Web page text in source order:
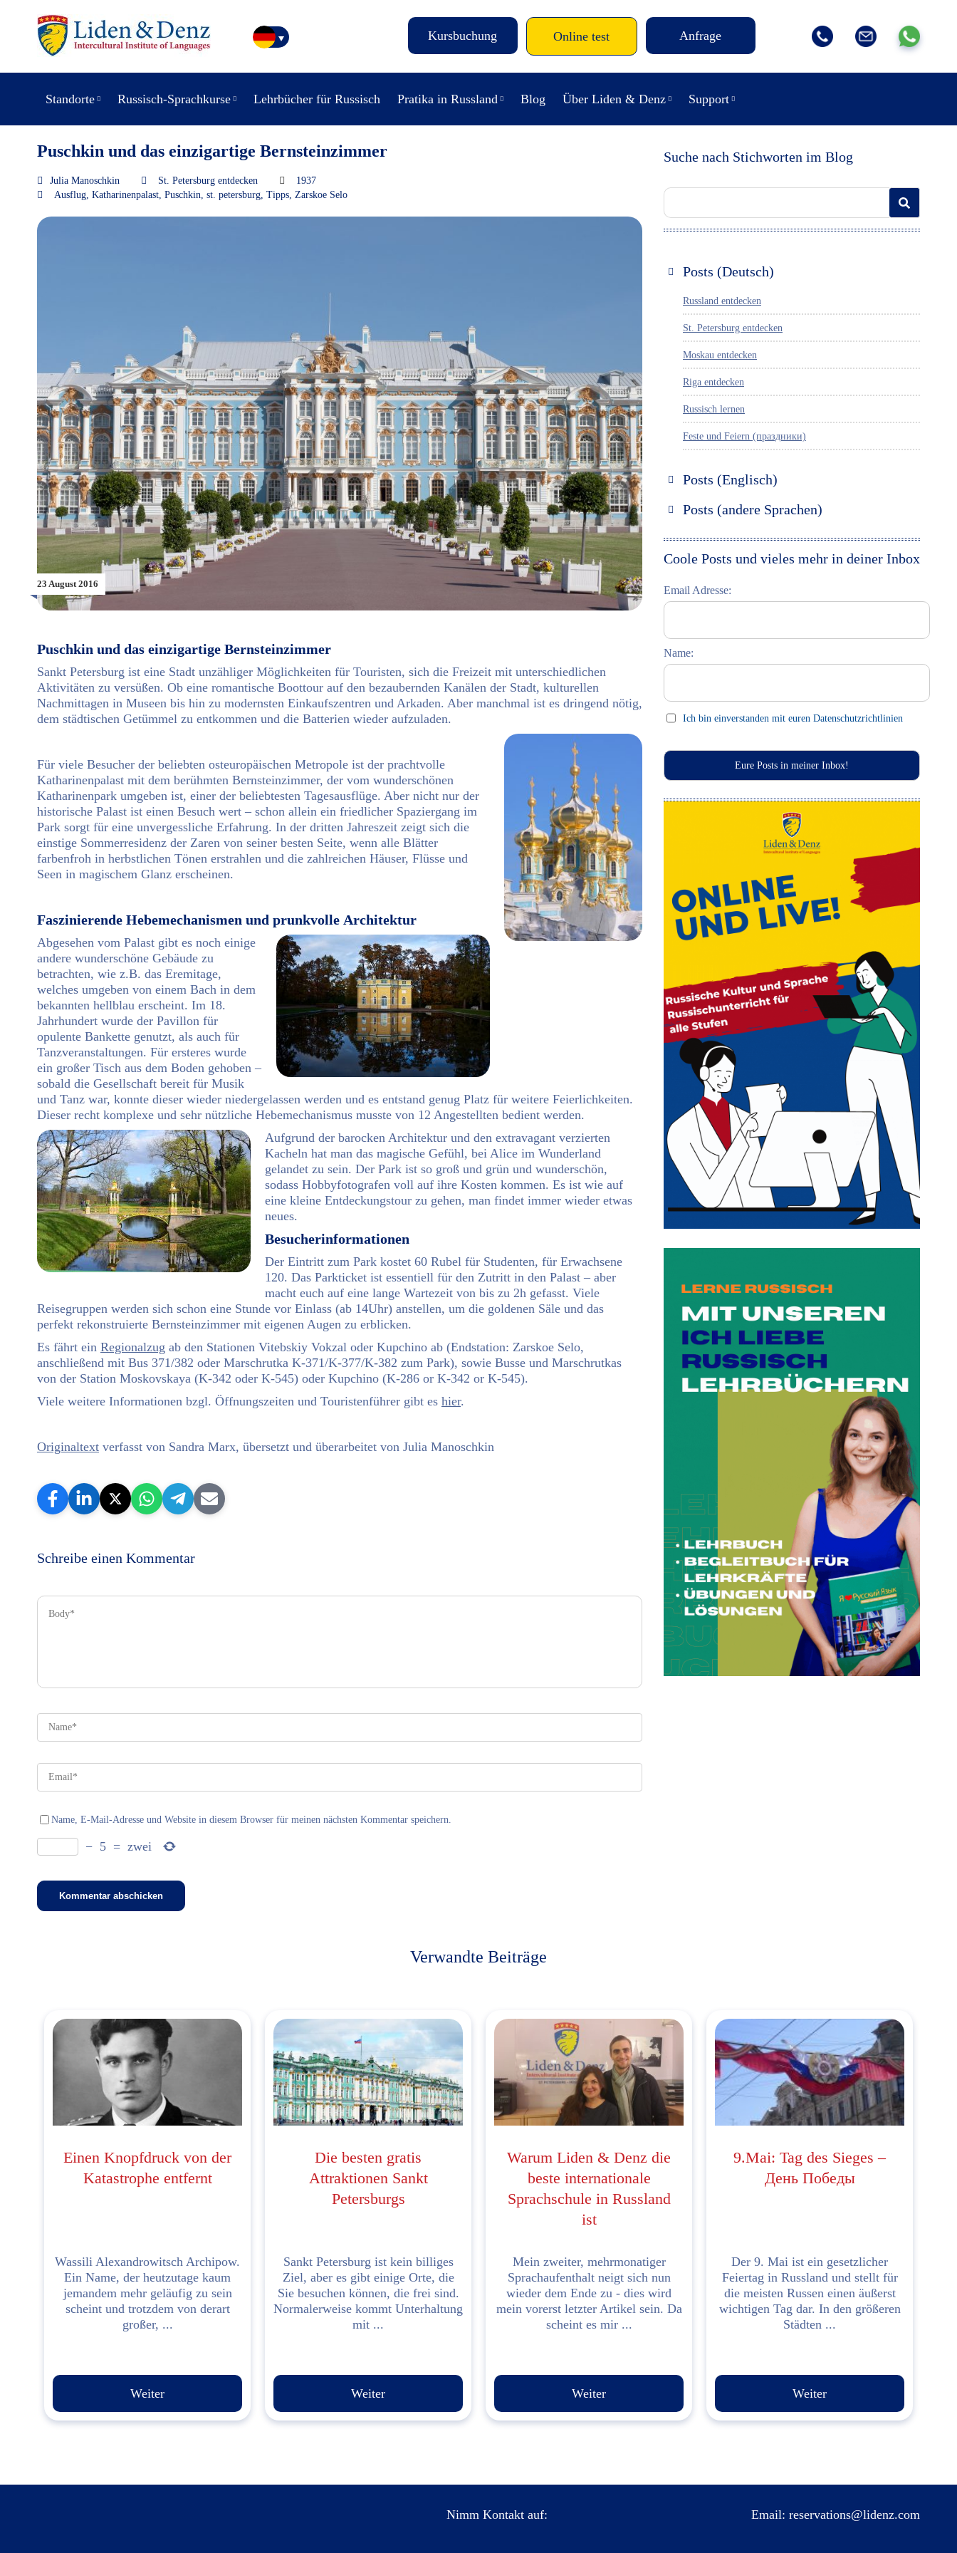
Kursbuchung Online test Anfrage
Standorte Russisch-Sprachkurse Lehrbücher für Russisch Pratika in Russland Blog Über Liden & Denz Support
Puschkin und das einzigartige Bernsteinzimmer
Julia Manoschkin St. Petersburg entdecken
1937
Ausflug, Katharinenpalast, Puschkin, st. petersburg, Tipps, Zarskoe Selo
23 August 2016
Puschkin und das einzigartige Bernsteinzimmer
Sankt Petersburg ist eine Stadt unzähliger Möglichkeiten für Touristen, sich die Freizeit mit unterschiedlichen
Aktivitäten zu versüßen. Ob eine romantische Boottour auf den bezaubernden Kanälen der Stadt, kulturellen
Nachmittagen in Museen bis hin zu modernsten Einkaufszentren und Arkaden. Aber manchmal ist es dringend nötig,
dem städtischen Getümmel zu entkommen und die Batterien wieder aufzuladen.
Für viele Besucher der beliebten osteuropäischen Metropole ist der prachtvolle
Katharinenpalast mit dem berühmten Bernsteinzimmer, der vom wunderschönen
Katharinenpark umgeben ist, einer der beliebtesten Tagesausflüge. Aber nicht nur der
historische Palast ist einen Besuch wert – schon allein ein friedlicher Spaziergang im
Park sorgt für eine unvergessliche Erfahrung. In der dritten Jahreszeit zeigt sich die
einstige Sommerresidenz der Zaren von seiner besten Seite, wenn alle Blätter
farbenfroh in herbstlichen Tönen erstrahlen und die zahlreichen Häuser, Flüsse und
Seen in magischem Glanz erscheinen.
Faszinierende Hebemechanismen und prunkvolle Architektur
Abgesehen vom Palast gibt es noch einige
andere wunderschöne Gebäude zu
betrachten, wie z.B. das Eremitage,
welches umgeben von einem Bach in dem
bekannten hellblau erscheint. Im 18.
Jahrhundert wurde der Pavillon für
opulente Bankette genutzt, als auch für
Tanzveranstaltungen. Für ersteres wurde
ein großer Tisch aus dem Boden gehoben –
sobald die Gesellschaft bereit für Musik
und Tanz war, konnte dieser wieder niedergelassen werden und es entstand genug Platz für weitere Feierlichkeiten.
Dieser recht komplexe und sehr nützliche Hebemechanismus musste von 12 Angestellten bedient werden.
Aufgrund der barocken Architektur und den extravagant verzierten
Kacheln hat man das magische Gefühl, bei Alice im Wunderland
gelandet zu sein. Der Park ist so groß und grün und wunderschön,
sodass Hobbyfotografen voll auf ihre Kosten kommen. Es ist wie auf
eine kleine Entdeckungstour zu gehen, man findet immer wieder etwas
neues.
Besucherinformationen
Der Eintritt zum Park kostet 60 Rubel für Studenten, für Erwachsene
120. Das Parkticket ist essentiell für den Zutritt in den Palast – aber
macht euch auf eine lange Wartezeit von bis zu 2h gefasst. Viele
Reisegruppen werden sich schon eine Stunde vor Einlass (ab 14Uhr) anstellen, um die goldenen Säle und das
perfekt rekonstruierte Bernsteinzimmer mit eigenen Augen zu erblicken.
Es fährt ein Regionalzug ab den Stationen Vitebskiy Vokzal oder Kupchino ab (Endstation: Zarskoe Selo,
anschließend mit Bus 371/382 oder Marschrutka K-371/K-377/K-382 zum Park), sowie Busse und Marschrutkas
von der Station Moskovskaya (K-342 oder K-545) oder Kupchino (K-286 or K-342 or K-545).
Viele weitere Informationen bzgl. Öffnungszeiten und Touristenführer gibt es hier.
Originaltext verfasst von Sandra Marx, übersetzt und überarbeitet von Julia Manoschkin
Schreibe einen Kommentar
Name, E-Mail-Adresse und Website in diesem Browser für meinen nächsten Kommentar speichern.
− 5 = zwei
Suche nach Stichworten im Blog
Posts (Deutsch)
Russland entdecken
St. Petersburg entdecken
Moskau entdecken
Riga entdecken
Russisch lernen
Feste und Feiern (праздники)
Posts (Englisch)
Discover Moscow
Celebrations (праздники)
Press clips
Posts (andere Sprachen)
Italiano
Coole Posts und vieles mehr in deiner Inbox
Email Adresse:
Name:
Ich bin einverstanden mit euren Datenschutzrichtlinien
Verwandte Beiträge
Einen Knopfdruck von der
Katastrophe entfernt
Wassili Alexandrowitsch Archipow.
Ein Name, der heutzutage kaum
jemandem mehr geläufig zu sein
scheint und trotzdem von derart
großer, ...
Weiter
Die besten gratis
Attraktionen Sankt
Petersburgs
Sankt Petersburg ist kein billiges
Ziel, aber es gibt einige Orte, die
Sie besuchen können, die frei sind.
Normalerweise kommt Unterhaltung
mit ...
Weiter
Warum Liden & Denz die
beste internationale
Sprachschule in Russland
ist
Mein zweiter, mehrmonatiger
Sprachaufenthalt neigt sich nun
wieder dem Ende zu - dies wird
mein vorerst letzter Artikel sein. Da
scheint es mir ...
Weiter
9.Mai: Tag des Sieges –
День Победы
Der 9. Mai ist ein gesetzlicher
Feiertag in Russland und stellt für
die meisten Russen einen äußerst
wichtigen Tag dar. In den größeren
Städten ...
Weiter
Nimm Kontakt auf: Email: reservations@lidenz.com